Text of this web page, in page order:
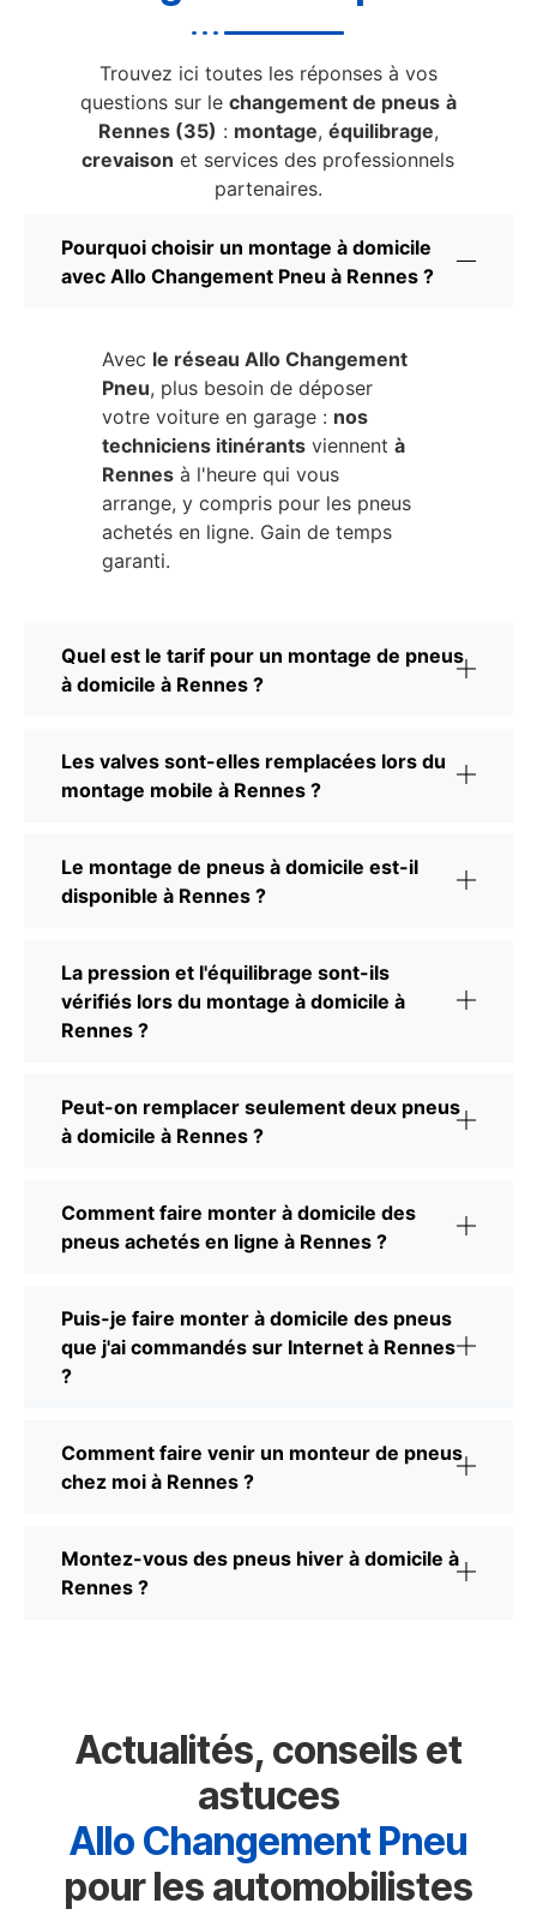
Trouvez ici toutes les réponses à vos
questions sur le changement de pneus à
Rennes (35) : montage, équilibrage,
crevaison et services des professionnels
partenaires.
Pourquoi choisir un montage à domicile
avec Allo Changement Pneu à Rennes ?
Avec le réseau Allo Changement
Pneu, plus besoin de déposer
votre voiture en garage : nos
techniciens itinérants viennent à
Rennes à l'heure qui vous
arrange, y compris pour les pneus
achetés en ligne. Gain de temps
garanti.
Quel est le tarif pour un montage de pneus
à domicile à Rennes ?
Les valves sont-elles remplacées lors du
montage mobile à Rennes ?
Le montage de pneus à domicile est-il
disponible à Rennes ?
La pression et l'équilibrage sont-ils
vérifiés lors du montage à domicile à
Rennes ?
Peut-on remplacer seulement deux pneus
à domicile à Rennes ?
Comment faire monter à domicile des
pneus achetés en ligne à Rennes ?
Puis-je faire monter à domicile des pneus
que j'ai commandés sur Internet à Rennes
?
Comment faire venir un monteur de pneus
chez moi à Rennes ?
Montez-vous des pneus hiver à domicile à
Rennes ?
Actualités, conseils et
astuces
Allo Changement Pneu
pour les automobilistes